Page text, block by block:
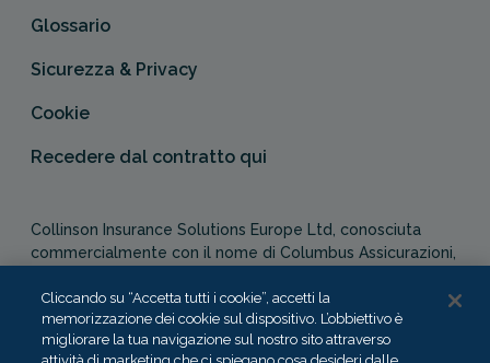
Glossario
Sicurezza & Privacy
Cookie
Recedere dal contratto qui
Collinson Insurance Solutions Europe Ltd, conosciuta
commercialmente con il nome di Columbus Assicurazioni,
Authority in qualità di agente assicurativo (Distribution Act
-Cap. 487). In Italia, Columbus Assicurazioni è soggetta
alla vigilanza dell’IVASS.
Cliccando su “Accetta tutti i cookie”, accetti la
memorizzazione dei cookie sul dispositivo. L’obbiettivo è
migliorare la tua navigazione sul nostro sito attraverso